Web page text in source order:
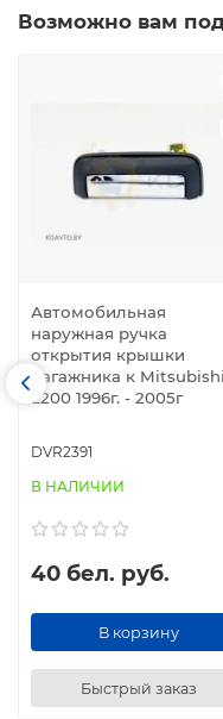
Возможно вам
Автомобильная
наружная ручка
открытия крышки
багажника к Mitsubishi
L200 1996г. - 2005г
DVR2391
В НАЛИЧИИ
40 бел. руб.
В корзину
Быстрый заказ